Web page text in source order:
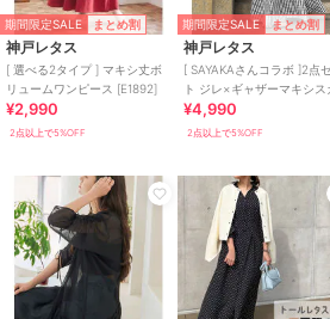
期間限定SALE まとめ割
神戸レタス
[ 選べる2タイプ ] マキシ丈ボ
リュームワンピース [E1892]
¥2,990
2点以上で5%OFF
期間限定SALE まとめ割
神戸レタス
[ SAYAKAさんコラボ ]2点
ト ジレ×ギャザーマキシス
ート [E3542]
¥4,990
2点以上で5%OFF